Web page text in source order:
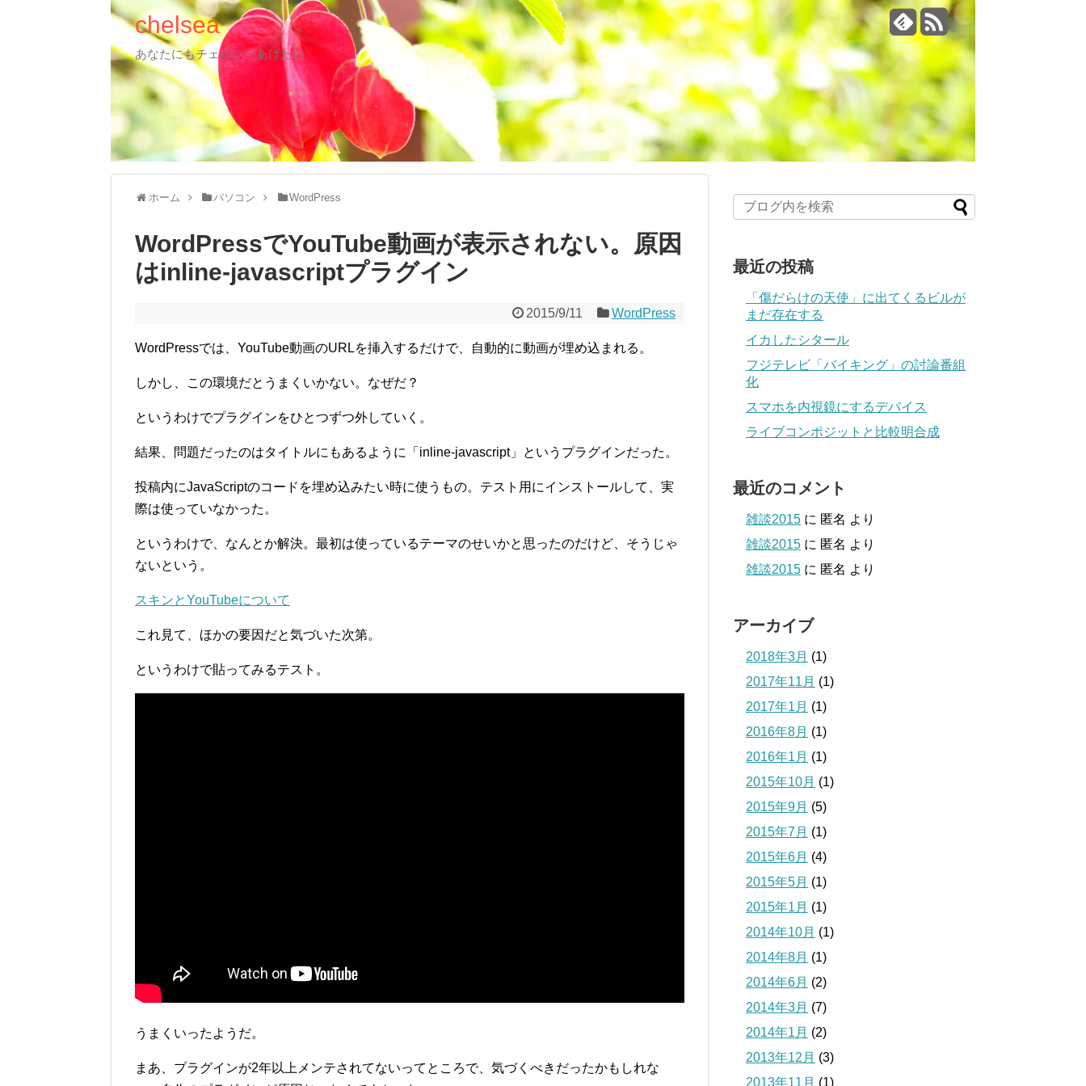
chelsea
あなたにもチェルシーあげたい
ホーム パソコン WordPress
WordPressでYouTube動画が表示されない。原因
はinline-javascriptプラグイン
2015/9/11 WordPress
WordPressでは、YouTube動画のURLを挿入するだけで、自動的に動画が埋め込まれる。
しかし、この環境だとうまくいかない。なぜだ？
というわけでプラグインをひとつずつ外していく。
結果、問題だったのはタイトルにもあるように「inline-javascript」というプラグインだった。
投稿内にJavaScriptのコードを埋め込みたい時に使うもの。テスト用にインストールして、実
際は使っていなかった。
というわけで、なんとか解決。最初は使っているテーマのせいかと思ったのだけど、そうじゃ
ないという。
スキンとYouTubeについて
これ見て、ほかの要因だと気づいた次第。
というわけで貼ってみるテスト。
うまくいったようだ。
まあ、プラグインが2年以上メンテされてないってところで、気づくべきだったかもしれな
最近の投稿
「傷だらけの天使」に出てくるビルが
まだ存在する
イカしたシタール
フジテレビ「バイキング」の討論番組
化
スマホを内視鏡にするデバイス
ライブコンポジットと比較明合成
最近のコメント
雑談2015 に 匿名 より
雑談2015 に 匿名 より
雑談2015 に 匿名 より
アーカイブ
2018年3月 (1)
2017年11月 (1)
2017年1月 (1)
2016年8月 (1)
2016年1月 (1)
2015年10月 (1)
2015年9月 (5)
2015年7月 (1)
2015年6月 (4)
2015年5月 (1)
2015年1月 (1)
2014年10月 (1)
2014年8月 (1)
2014年6月 (2)
2014年3月 (7)
2014年1月 (2)
2013年12月 (3)
2013年11月 (1)